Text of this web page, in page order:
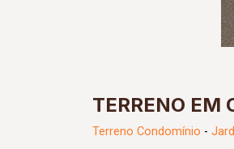
TERRENO EM
Terreno Condomínio -